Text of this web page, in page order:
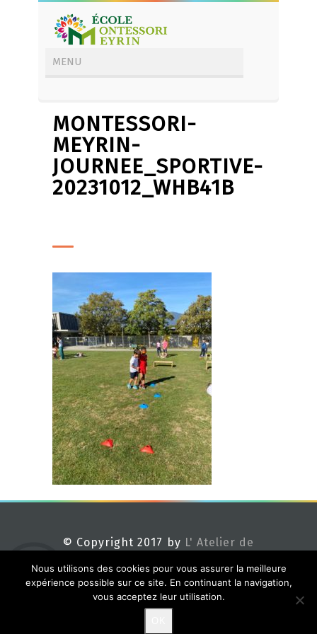
MONTESSORI-
MEYRIN-
JOURNEE_SPORTIVE-
20231012_WHB41B
© Copyright 2017 by L' Atelier de
Nous utilisons des cookies pour vous assurer la meilleure
expérience possible sur ce site. En continuant la navigation,
vous acceptez leur utilisation.